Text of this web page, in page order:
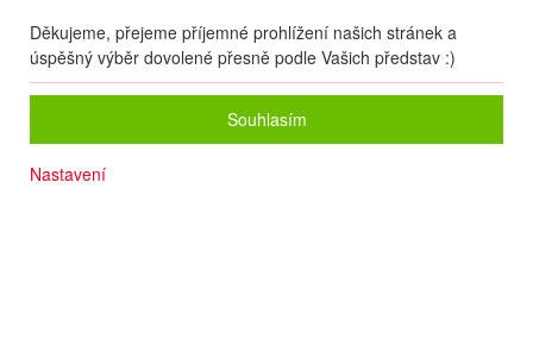
Děkujeme, přejeme příjemné prohlížení našich stránek a
úspěšný výběr dovolené přesně podle Vašich představ :)
Souhlasím
Nastavení